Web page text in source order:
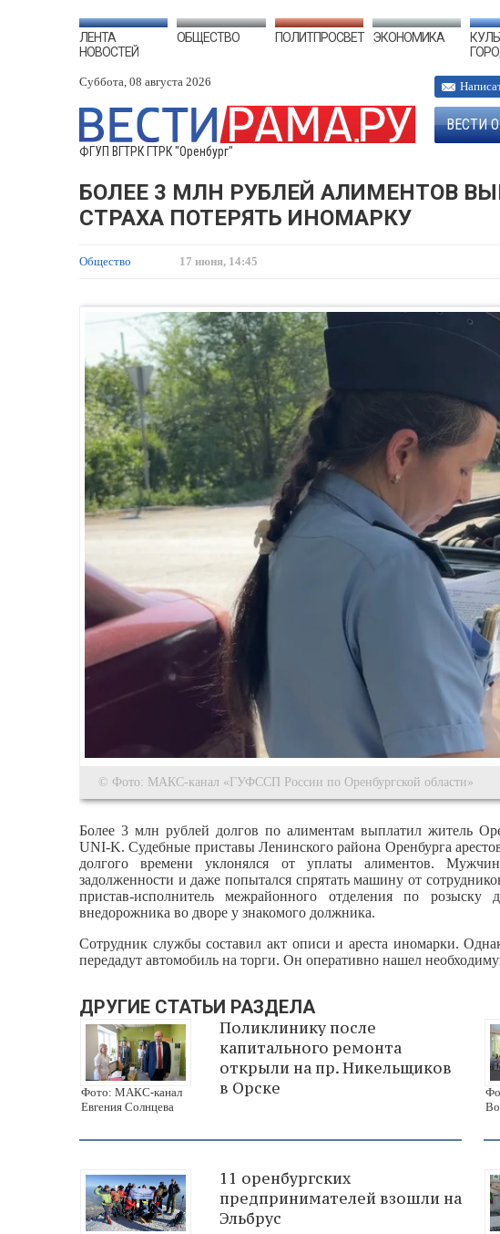
ЛЕНТА
НОВОСТЕЙ
ОБЩЕСТВО ПОЛИТПРОСВЕТ ЭКОНОМИКА
Суббота, 08 августа 2026
ФГУП ВГТРК ГТРК "Оренбург"
ВЕСТИ
БОЛЕЕ 3 МЛН РУБЛЕЙ АЛИМЕНТОВ
СТРАХА ПОТЕРЯТЬ ИНОМАРКУ
Общество 17 июня, 14:45
© Фото: МАКС-канал «ГУФССП России по Оренбургской области»
Более 3 млн рублей долгов по алиментам выплатил житель
UNI‑K. Судебные приставы Ленинского района Оренбурга
долгого времени уклонялся от уплаты алиментов.
задолженности и даже попытался спрятать машину от
пристав-исполнитель межрайонного отделения по
внедорожника во дворе у знакомого должника.
Сотрудник службы составил акт описи и ареста иномарки.
передадут автомобиль на торги. Он оперативно нашел
ДРУГИЕ СТАТЬИ РАЗДЕЛА
Фото: МАКС-канал
Евгения Солнцева
Поликлинику после
капитального ремонта
открыли на пр. Никельщиков
в Орске
11 оренбургских
предпринимателей взошли на
Эльбрус